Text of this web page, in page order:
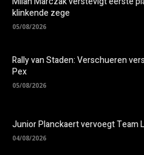
klinkende zege
05/08/2026
Rally van Staden: Verschueren
Pex
05/08/2026
Junior Planckaert vervoegt Team
04/08/2026